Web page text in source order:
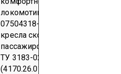
локомотивной тяги ТУ 3183-
07504318-2000 (828.12.04.000
кресла скоростного
пассажирского вагона 1 класса
ТУ 3183-021-07504318-00
(4170.26.01.000 ТУ):